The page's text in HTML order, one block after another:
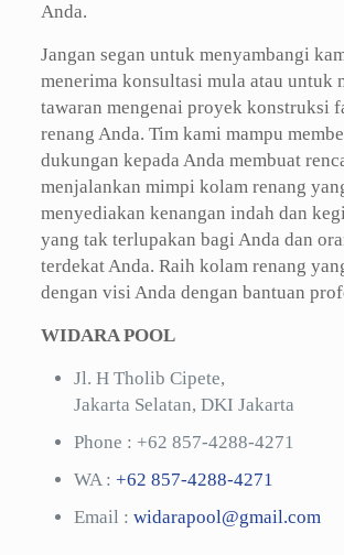
Anda.
Jangan segan untuk menyambangi
menerima konsultasi mula atau untuk
tawaran mengenai proyek konstruksi
renang Anda. Tim kami mampu
dukungan kepada Anda membuat
menjalankan mimpi kolam renang
menyediakan kenangan indah dan
yang tak terlupakan bagi Anda dan
terdekat Anda. Raih kolam renang
dengan visi Anda dengan bantuan
WIDARA POOL
Jl. H Tholib Cipete,
Jakarta Selatan, DKI Jakarta
Phone : +62 857-4288-4271
WA : +62 857-4288-4271
Email : widarapool@gmail.com